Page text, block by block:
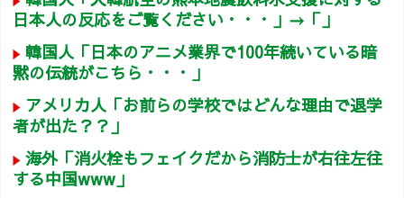
日本人の反応をご覧ください・・・」→「」
韓国人「日本のアニメ業界で100年続いている暗
黙の伝統がこちら・・・」
アメリカ人「お前らの学校ではどんな理由で退学
者が出た？？」
海外「消火栓もフェイクだから消防士が右往左往
する中国www」